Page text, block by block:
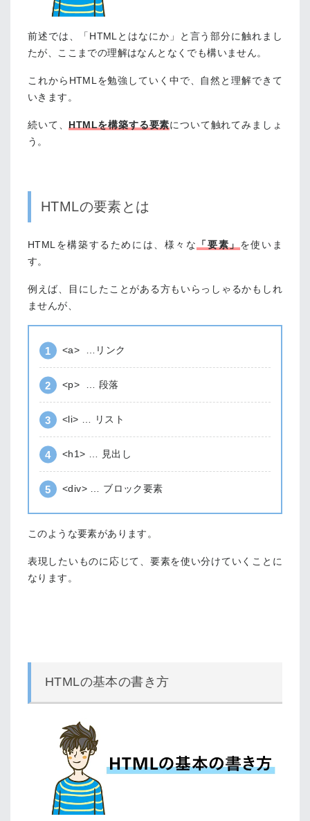
前述では、「HTMLとはなにか」と言う部分に触れまし
たが、ここまでの理解はなんとなくでも構いません。
これからHTMLを勉強していく中で、自然と理解できて
いきます。
続いて、HTMLを構築する要素について触れてみましょ
う。
HTMLの要素とは
HTMLを構築するためには、様々な「要素」を使いま
す。
例えば、目にしたことがある方もいらっしゃるかもしれ
ませんが、
<a> …リンク
<p> … 段落
<li> … リスト
<h1> … 見出し
<div> … ブロック要素
このような要素があります。
表現したいものに応じて、要素を使い分けていくことに
なります。
HTMLの基本の書き方